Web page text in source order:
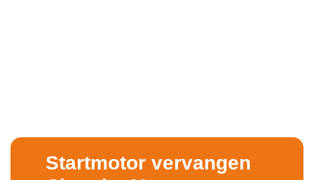
Startmotor vervangen